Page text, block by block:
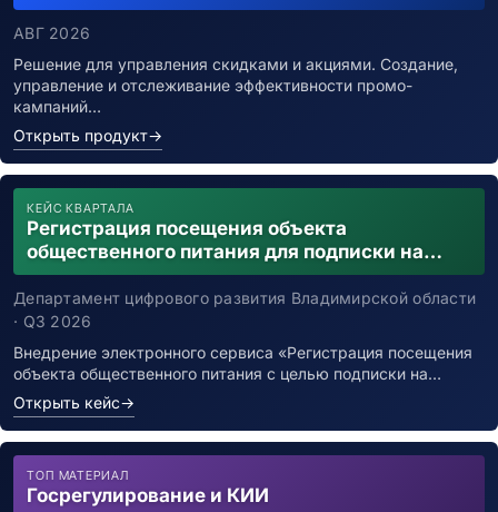
АВГ 2026
Решение для управления скидками и акциями. Создание,
управление и отслеживание эффективности промо-
кампаний…
Открыть продукт→
КЕЙС КВАРТАЛА
Регистрация посещения объекта
общественного питания для подписки на
уведомления о возможном контакте с
заболевшим новой коронавирусной
инфекцией
Департамент цифрового развития Владимирской области
· Q3 2026
Внедрение электронного сервиса «Регистрация посещения
объекта общественного питания с целью подписки на…
Открыть кейс→
ТОП МАТЕРИАЛ
Госрегулирование и КИИ